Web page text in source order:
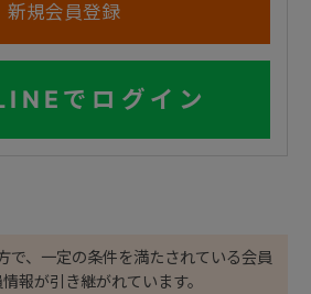
でログイン
で、一定の条件を満たされている会員
報が引き継がれています。